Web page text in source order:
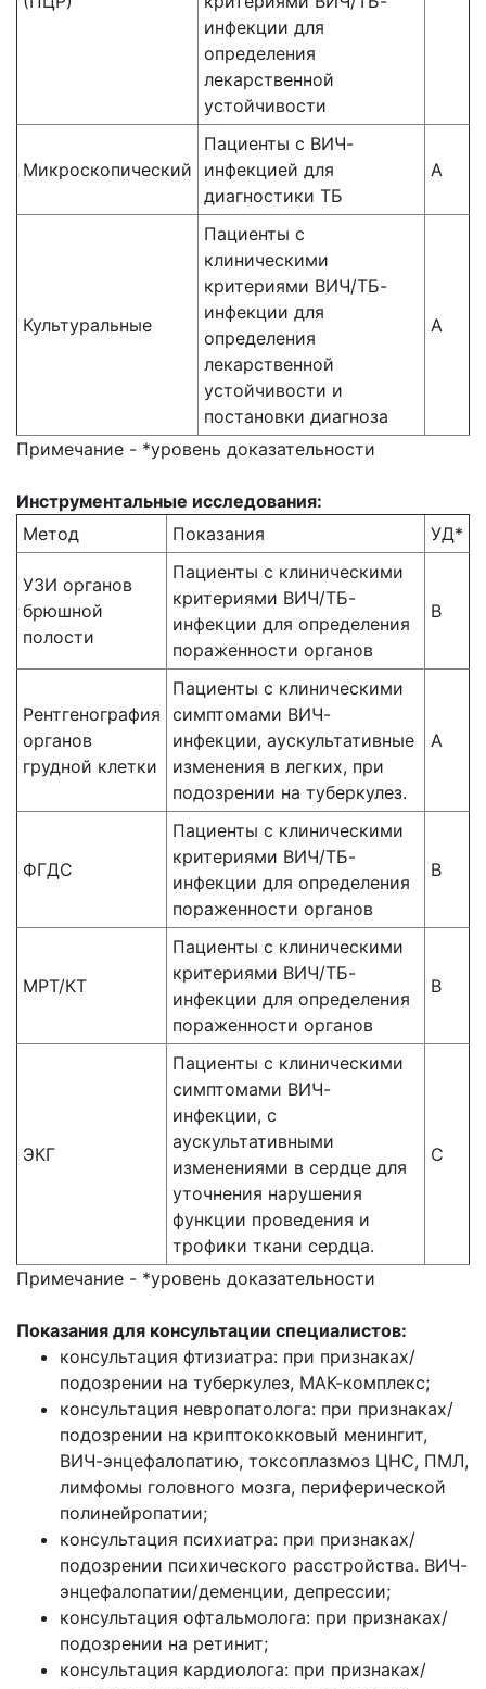
инфекции для
определения
лекарственной
устойчивости
Микроскопический
Пациенты с ВИЧ-
инфекцией для
диагностики ТБ
А
Культуральные
Пациенты с
клиническими
критериями ВИЧ/ТБ-
инфекции для
определения
лекарственной
устойчивости и
постановки диагноза
А
Примечание - *уровень доказательности
Инструментальные исследования:
Метод
Показания УД*
УЗИ органов
брюшной
полости
Пациенты с клиническими
критериями ВИЧ/ТБ-
инфекции для определения
пораженности органов
В
Рентгенография
органов
грудной клетки
Пациенты с клиническими
симптомами ВИЧ-
инфекции, аускультативные
изменения в легких, при
подозрении на туберкулез.
А
ФГДС
Пациенты с клиническими
критериями ВИЧ/ТБ-
инфекции для определения
пораженности органов
В
МРТ/КТ
Пациенты с клиническими
критериями ВИЧ/ТБ-
инфекции для определения
пораженности органов
В
ЭКГ
Пациенты с клиническими
симптомами ВИЧ-
инфекции, с
аускультативными
изменениями в сердце для
уточнения нарушения
функции проведения и
трофики ткани сердца.
С
Примечание - *уровень доказательности
Показания для консультации специалистов:
консультация фтизиатра: при признаках/
подозрении на туберкулез, МАК-комплекс;
консультация невропатолога: при признаках/
подозрении на криптококковый менингит,
ВИЧ-энцефалопатию, токсоплазмоз ЦНС, ПМЛ,
лимфомы головного мозга, периферической
полинейропатии;
консультация психиатра: при признаках/
подозрении психического расстройства. ВИЧ-
энцефалопатии/деменции, депрессии;
консультация офтальмолога: при признаках/
подозрении на ретинит;
консультация кардиолога: при признаках/